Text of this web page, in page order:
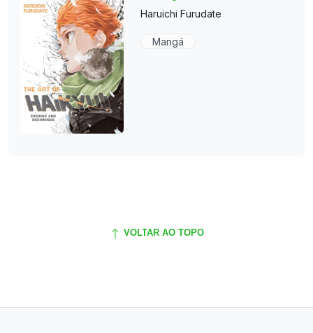
Haruichi Furudate
Mangá
VOLTAR AO TOPO